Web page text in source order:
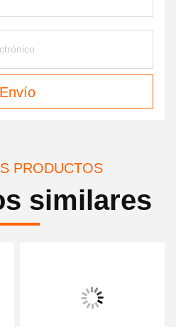
Envío
PRODUCTOS
similares